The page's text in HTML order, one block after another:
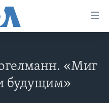
«Миг
будущим»